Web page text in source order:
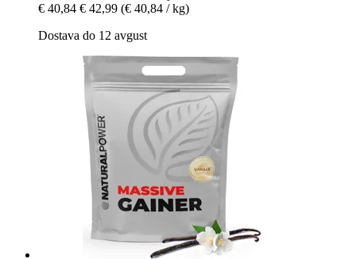
€ 40,84 € 42,99 (€ 40,84 / kg)
Dostava do 12 avgust